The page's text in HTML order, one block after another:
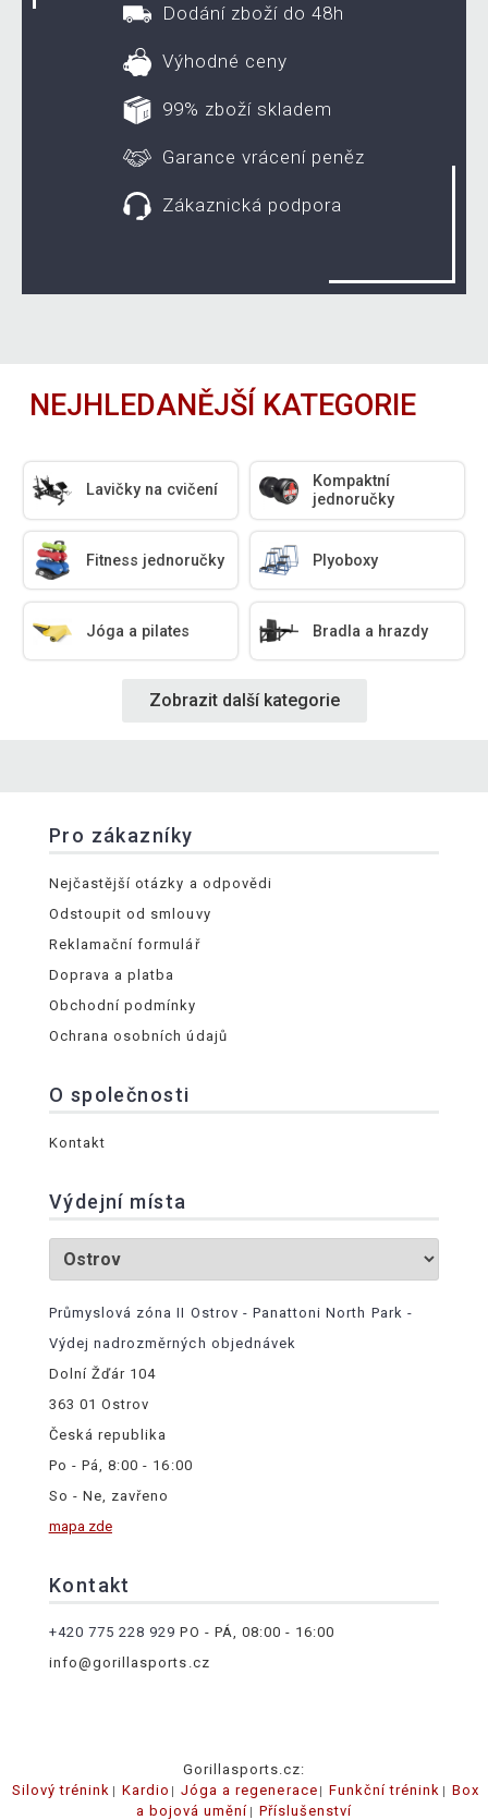
Dodání zboží do 48h
Výhodné ceny
99% zboží skladem
Garance vrácení peněz
Zákaznická podpora
NEJHLEDANĚJŠÍ KATEGORIE
Lavičky na cvičení
Kompaktní
jednoručky
Fitness jednoručky Plyoboxy
Jóga a pilates Bradla a hrazdy
Zobrazit další kategorie
Pro zákazníky
Nejčastější otázky a odpovědi
Odstoupit od smlouvy
Reklamační formulář
Doprava a platba
Obchodní podmínky
Ochrana osobních údajů
O společnosti
Kontakt
Výdejní místa
Průmyslová zóna II Ostrov - Panattoni North Park -
Výdej nadrozměrných objednávek
Dolní Žďár 104
363 01 Ostrov
Česká republika
Po - Pá, 8:00 - 16:00
So - Ne, zavřeno
mapa zde
Kontakt
+420 775 228 929 PO - PÁ, 08:00 - 16:00
info@gorillasports.cz
Gorillasports.cz:
Silový trénink
Kardio Jóga a regenerace Funkční trénink
Box
a bojová umění
Příslušenství